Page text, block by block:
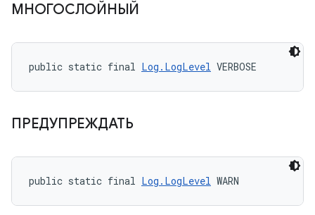
МНОГОСЛОЙНЫЙ
public static final Log.LogLevel VERBOSE
ПРЕДУПРЕЖДАТЬ
public static final Log.LogLevel WARN